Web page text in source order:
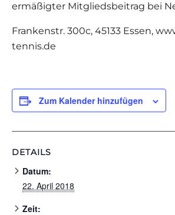
ermäßigter Mitgliedsbeitrag bei
Frankenstr. 300c, 45133 Essen,
tennis.de
Zum Kalender hinzufügen
DETAILS
Datum:
22. April 2018
Zeit: